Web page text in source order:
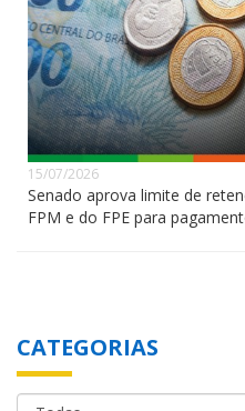
15/07/2026
Senado aprova limite de
FPM e do FPE para
CATEGORIAS